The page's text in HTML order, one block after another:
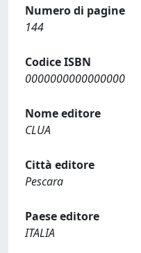
Numero di pagine
144
Codice ISBN
0000000000000000
Nome editore
CLUA
Città editore
Pescara
Paese editore
ITALIA